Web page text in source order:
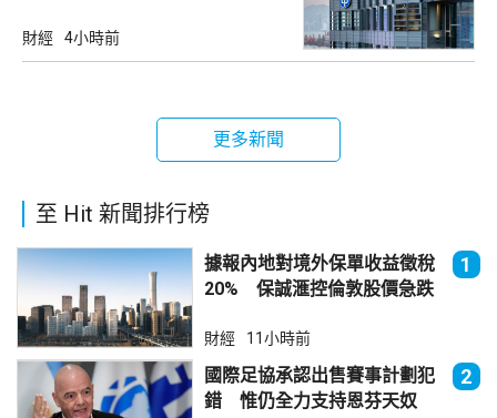
財經 4小時前
更多新聞
至 Hit 新聞排行榜
據報內地對境外保單收益徵稅
20% 保誠滙控倫敦股價急跌
1
財經 11小時前
國際足協承認出售賽事計劃犯
錯 惟仍全力支持恩芬天奴
2